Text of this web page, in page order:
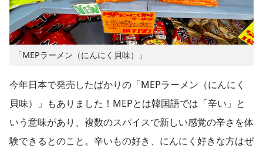
「MEPラーメン（にんにく貝味）」
今年日本で発売したばかりの「MEPラーメン（にんにく
貝味）」もありました！MEPとは韓国語では「辛い」と
いう意味があり、複数のスパイスで新しい感覚の辛さを体
験できるとのこと。辛いもの好き、にんにく好きな方はぜ